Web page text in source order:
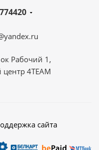
Рабочий 1,
4TEAM
сайта